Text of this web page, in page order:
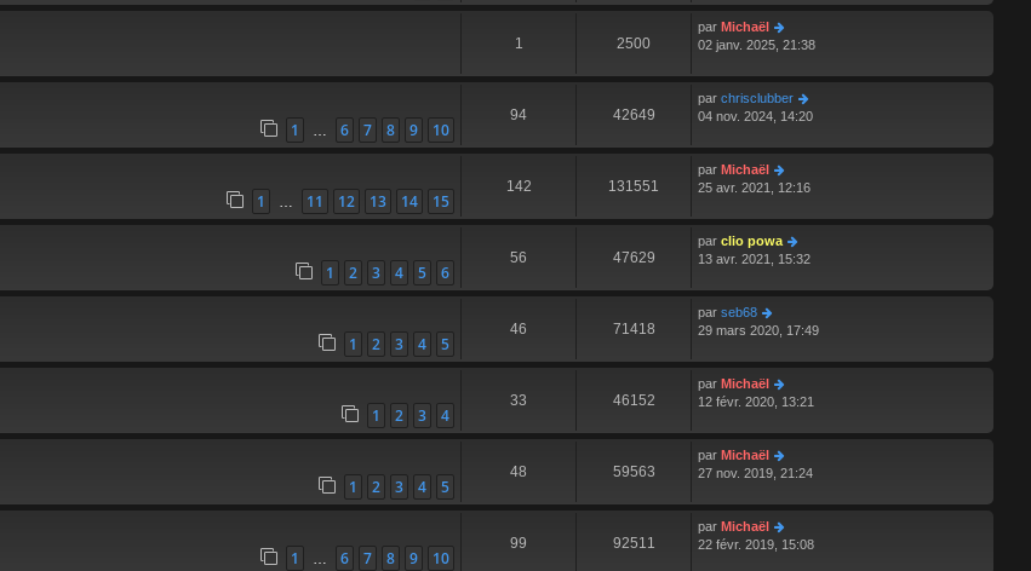
1 2500
par Michaël
02 janv. 2025, 21:38
1 … 6 7 8 9 10
94 42649
par chrisclubber
04 nov. 2024, 14:20
1 … 11 12 13 14 15
142 131551
par Michaël
25 avr. 2021, 12:16
1 2 3 4 5 6
56 47629
par clio powa
13 avr. 2021, 15:32
1 2 3 4 5
46 71418
par seb68
29 mars 2020, 17:49
1 2 3 4
33 46152
par Michaël
12 févr. 2020, 13:21
1 2 3 4 5
48 59563
par Michaël
27 nov. 2019, 21:24
1 … 6 7 8 9 10
99 92511
par Michaël
22 févr. 2019, 15:08